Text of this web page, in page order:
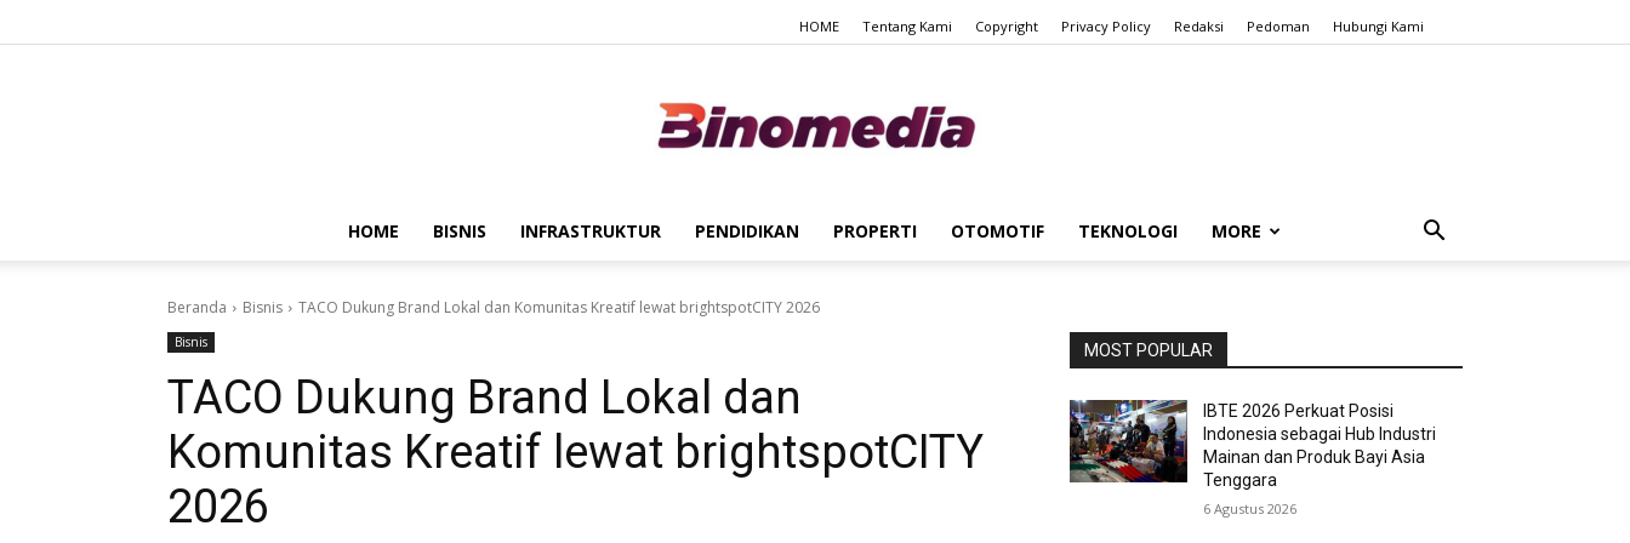
HOME Tentang Kami Copyright Privacy Policy Redaksi Pedoman Hubungi Kami
HOME BISNIS INFRASTRUKTUR PENDIDIKAN PROPERTI OTOMOTIF TEKNOLOGI MORE
Beranda Bisnis TACO Dukung Brand Lokal dan Komunitas Kreatif lewat brightspotCITY 2026
Bisnis
TACO Dukung Brand Lokal dan
Komunitas Kreatif lewat brightspotCITY
2026
MOST POPULAR
IBTE 2026 Perkuat Posisi
Indonesia sebagai Hub Industri
Mainan dan Produk Bayi Asia
Tenggara
6 Agustus 2026